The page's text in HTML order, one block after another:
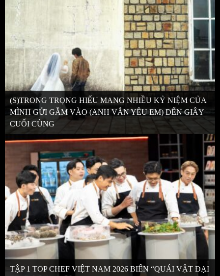
(S)TRONG TRỌNG HIẾU MANG NHIỀU KỶ NIỆM CỦA
MÌNH GỬI GẮM VÀO (ANH VẪN YÊU EM) ĐẾN GIÂY
CUỐI CÙNG
TẬP 1 TOP CHEF VIỆT NAM 2026 BIẾN “QUÁI VẬT ĐẠI